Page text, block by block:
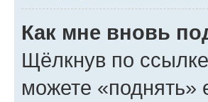
Как мне вновь
Щёлкнув по
можете